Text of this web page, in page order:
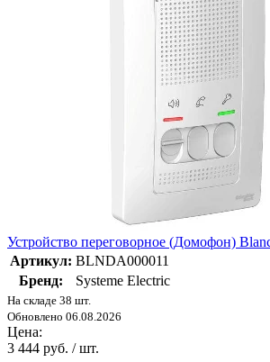
Устройство переговорное (Домофон)
Артикул: BLNDA000011
Бренд:
Systeme Electric
На складе 38 шт.
Обновлено 06.08.2026
Цена:
3 444 руб. / шт.